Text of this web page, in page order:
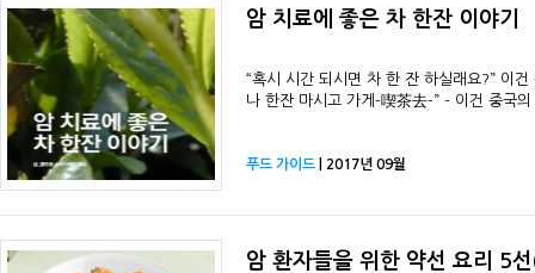
암 치료에 좋은 차 한잔 이야기
“혹시 시간 되시면 차 한 잔 하실래요?” 이
나 한잔 마시고 가게-喫茶去-” - 이건 중국
푸드 가이드 | 2017년 09월
암 환자들을 위한 약선 요리 5